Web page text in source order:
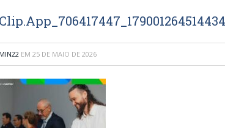
EM 25 DE MAIO DE 2026